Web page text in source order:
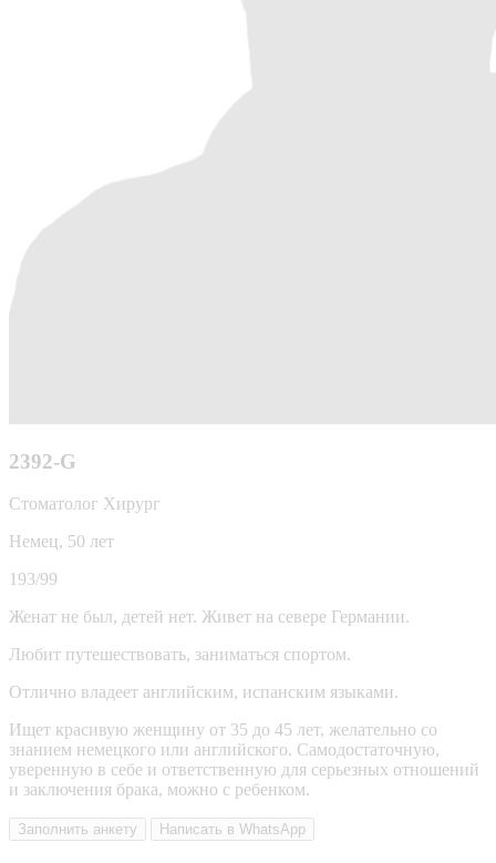
2392-G
Стоматолог Хирург
Немец, 50 лет
193/99
Женат не был, детей нет. Живет на севере Германии.
Любит путешествовать, заниматься спортом.
Отлично владеет английским, испанским языками.
Ищет красивую женщину от 35 до 45 лет, желательно со
знанием немецкого или английского. Самодостаточную,
уверенную в себе и ответственную для серьезных отношений
и заключения брака, можно с ребенком.
Заполнить анкету Написать в WhatsApp